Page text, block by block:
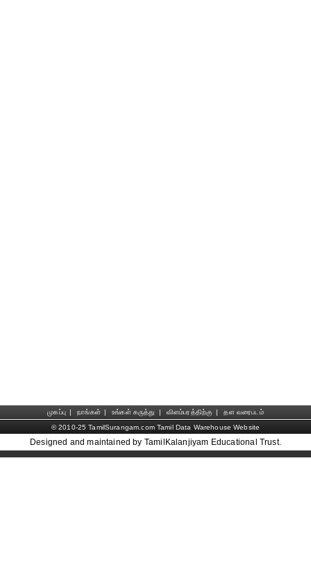
முகப்பு | நாங்கள் | உங்கள் கருத்து | விளம்பரத்திற்கு |
தள வரைபடம்
© 2010-25 TamilSurangam.com Tamil Data Warehouse Website
Designed and maintained by TamilKalanjiyam Educational Trust.